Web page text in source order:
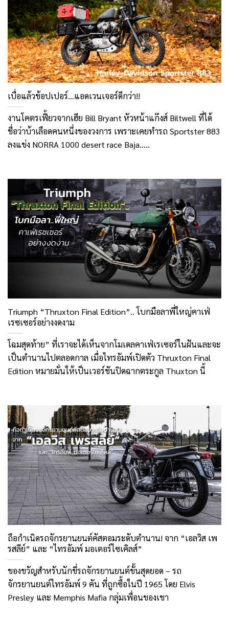
เบื่อแล้วช้อปเปอร์…แอดเวนเจอร์ดีกว่า!!
งานโคตรเฟี้ยวจากเฮีย Bill Bryant หัวหน้าแก๊งส์ Biltwell ที่ได้
ชื่อว่าบ้าเลือดคนหนึ่งของวงการ เพราะเคยทำรถ Sportster 883
ลงแข่ง NORRA 1000 desert race Baja.....
Triumph “Thruxton Final Edition”.. โบกมือลาพี่ใหญ่คาเฟ่
เรซเซอร์อย่างงดงาม
โฉมสุดท้าย” ที่เราจะได้เห็นจากโมเดลคาเฟ่เรเซอร์ในฝันและจะ
เป็นตำนานไปตลอดกาล เมื่อไทรอัมพ์เปิดตัว Thruxton Final
Edition หมายมั่นให้เป็นเวอร์ชันปิดฉากตระกูล Thuxton นี้
ถือกำเนิดรถจักรยานยนต์คัสตอมระดับตำนาน! จาก “เอลวิส เพ
รสลีย์” และ “ไทรอัมพ์ มอเตอร์ไซเคิลส์”
ของขวัญสำหรับนักขี่รถจักรยานยนต์ขั้นสุดยอด – รถ
จักรยานยนต์ไทรอัมพ์ 9 คัน ที่ถูกซื้อในปี 1965 โดย Elvis
Presley และ Memphis Mafia กลุ่มเพื่อนของเขา